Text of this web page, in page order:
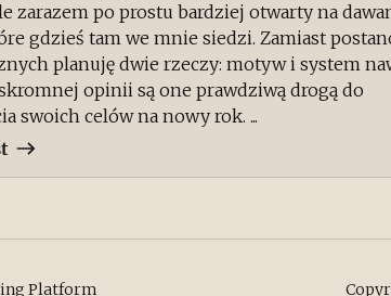
zarazem po prostu bardziej otwarty na
gdzieś tam we mnie siedzi. Zamiast
planuję dwie rzeczy: motyw i system
opinii są one prawdziwą drogą do
swoich celów na nowy rok. ...
Platform